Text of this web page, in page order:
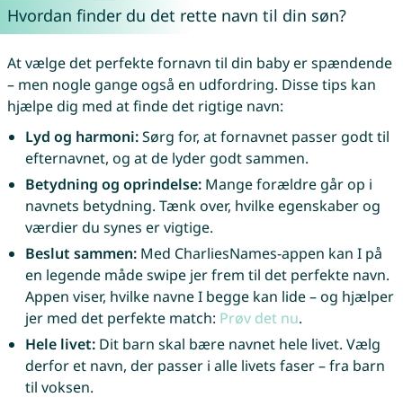
Hvordan finder du det rette navn til din søn?
At vælge det perfekte fornavn til din baby er spændende
– men nogle gange også en udfordring. Disse tips kan
hjælpe dig med at finde det rigtige navn:
Lyd og harmoni:Sørg for, at fornavnet passer godt til
efternavnet, og at de lyder godt sammen.
Betydning og oprindelse:Mange forældre går op i
navnets betydning. Tænk over, hvilke egenskaber og
værdier du synes er vigtige.
Beslut sammen:Med CharliesNames-appen kan I på
en legende måde swipe jer frem til det perfekte navn.
Appen viser, hvilke navne I begge kan lide – og hjælper
jer med det perfekte match: Prøv det nu.
Hele livet:Dit barn skal bære navnet hele livet. Vælg
derfor et navn, der passer i alle livets faser – fra barn
til voksen.